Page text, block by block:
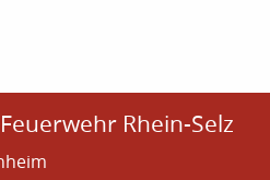
Rhein-Selz